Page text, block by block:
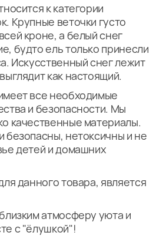
к категории
Крупные веточки густо
кроне, а белый снег
будто ель только принесли
Искусственный снег лежит
как настоящий.
все необходимые
и безопасности. Мы
качественные материалы.
безопасны, нетоксичны и не
детей и домашних
данного товара, является
атмосферу уюта и
с "ёлушкой"!